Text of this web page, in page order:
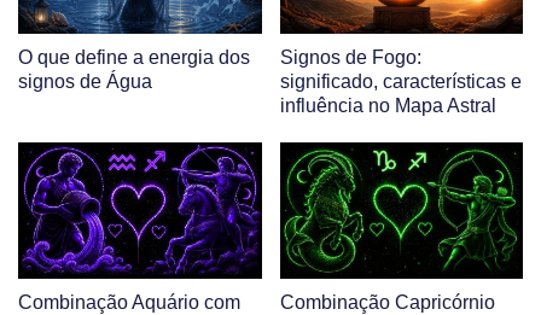
O que define a energia dos
signos de Água
Signos de Fogo:
significado, características e
influência no Mapa Astral
Combinação Aquário com
Combinação Capricórnio